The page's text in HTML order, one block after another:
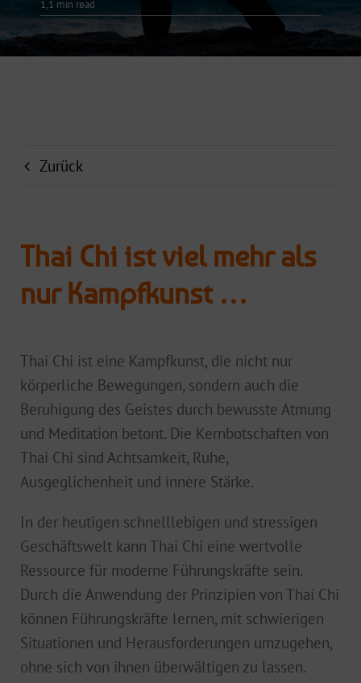
1,1 min read
Zurück
Thai Chi ist viel mehr als
nur Kampfkunst …
Thai Chi ist eine Kampfkunst, die nicht nur
körperliche Bewegungen, sondern auch die
Beruhigung des Geistes durch bewusste Atmung
und Meditation betont. Die Kernbotschaften von
Thai Chi sind Achtsamkeit, Ruhe,
Ausgeglichenheit und innere Stärke.
In der heutigen schnelllebigen und stressigen
Geschäftswelt kann Thai Chi eine wertvolle
Ressource für moderne Führungskräfte sein.
Durch die Anwendung der Prinzipien von Thai Chi
können Führungskräfte lernen, mit schwierigen
Situationen und Herausforderungen umzugehen,
ohne sich von ihnen überwältigen zu lassen.